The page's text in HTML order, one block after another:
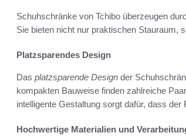
Schuhschränke von Tchibo überzeugen
Sie bieten nicht nur praktischen Stauraum,
Platzsparendes Design
Das platzsparende Design der
kompakten Bauweise finden zahlreiche
intelligente Gestaltung sorgt dafür, dass der
Hochwertige Materialien und